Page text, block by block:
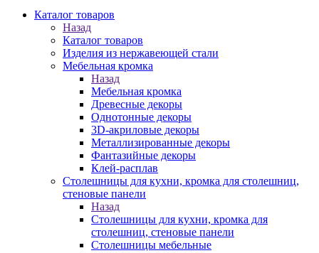
Каталог товаров
Назад
Каталог товаров
Изделия из нержавеющей стали
Мебельная кромка
Назад
Мебельная кромка
Древесные декоры
Однотонные декоры
3D-акриловые декоры
Металлизированные декоры
Фантазийные декоры
Клей-расплав
Столешницы для кухни, кромка для столешниц,
стеновые панели
Назад
Столешницы для кухни, кромка для
столешниц, стеновые панели
Столешницы мебельные